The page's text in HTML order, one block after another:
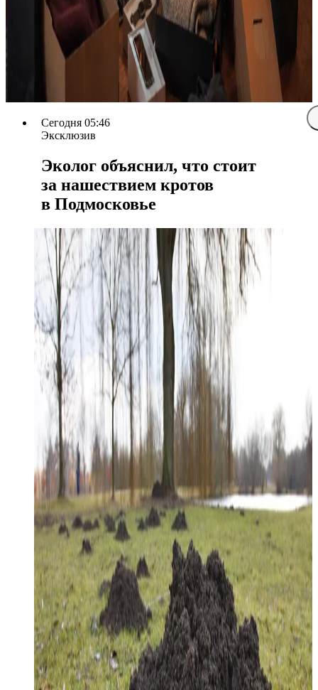
Сегодня 05:46
Эксклюзив
Эколог объяснил, что стоит
за нашествием кротов
в Подмосковье